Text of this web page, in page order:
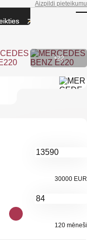
Aizpildi pieteikumu
+22
30000 EUR
120 mēneši